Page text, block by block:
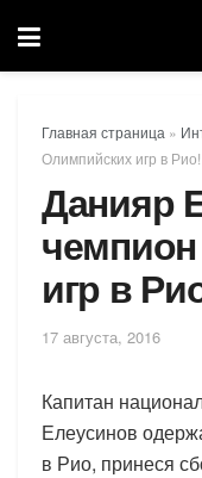
Главная страница »
Олимпийских игр в Рио!
Данияр
игр в
17 августа, 2016
Капитан
Елеусинов
в Рио, принеся